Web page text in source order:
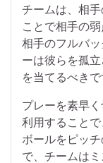
チームは、相
ことで相手の
相手のフルバ
ーは彼らを孤
を当てるべきで
プレーを素早
利用すること
ボールをピッ
で、チームは